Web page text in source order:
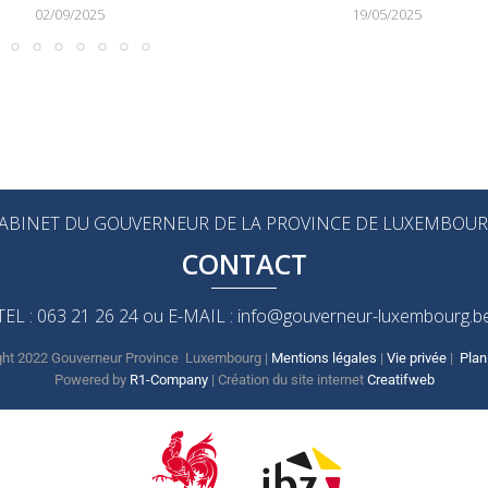
02/09/2025 19/05/2025
DU GOUVERNEUR DE LA PROVINCE DE
CONTACT
: 063 21 26 24 ou E-MAIL : info@gouverneur-
2022 Gouverneur Province Luxembourg | Mentions légales | Vie privée |
Powered by R1-Company| Création du site internet Creatifweb